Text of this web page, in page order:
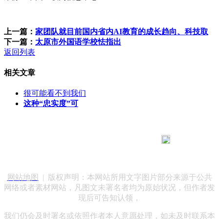
上一篇： 家团队就目前国内省内AI教育的成长趋向、科技取
下一篇： 太原市外国语学校怯指出
返回列表
相关文章
很可能看不到我们
这种“忠实度”可
网站地图
| 版权声明：本网站所用文字图片部分来源于公共
网络或者素材网站，凡图文未署名者均为原始状况，但作者发
现后可告知认领，
我们仍会及时署名或依照作者本人意愿处理，如未及时联系本